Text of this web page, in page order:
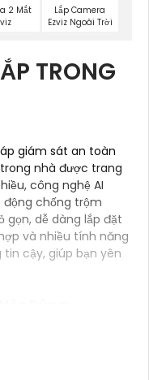
2 Mắt
Lắp Camera
Ezviz Ngoài Trời
TRONG
giám sát an toàn
nhà được trang
công nghệ AI
chống trộm
dễ dàng lắp đặt
và nhiều tính năng
cậy, giúp bạn yên